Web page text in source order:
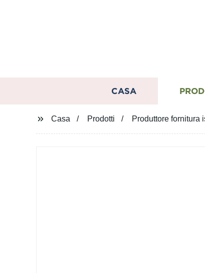
CASA
Casa Prodotti Produttore fornitura